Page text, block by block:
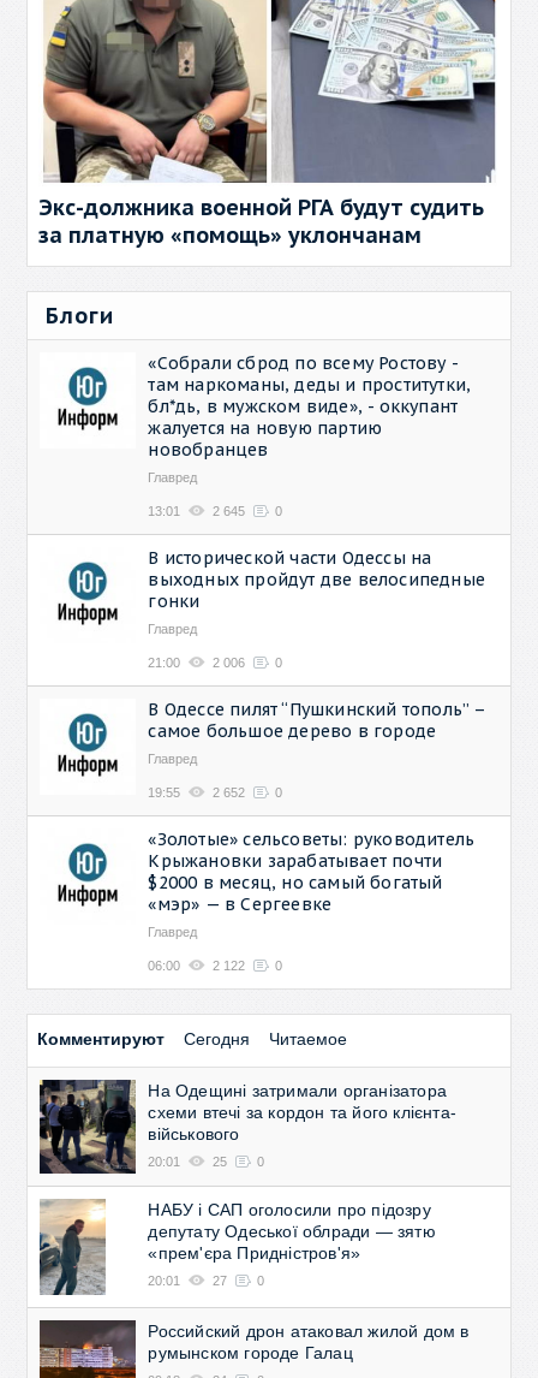
Экс-должника военной РГА будут судить
за платную «помощь» уклончанам
Блоги
«Собрали сброд по всему Ростову -
там наркоманы, деды и проститутки,
бл*дь, в мужском виде», - оккупант
жалуется на новую партию
новобранцев
Главред
13:01 2 645 0
В исторической части Одессы на
выходных пройдут две велосипедные
гонки
Главред
21:00 2 006 0
В Одессе пилят “Пушкинский тополь” –
самое большое дерево в городе
Главред
19:55 2 652 0
«Золотые» сельсоветы: руководитель
Крыжановки зарабатывает почти
$2000 в месяц, но самый богатый
«мэр» — в Сергеевке
Главред
06:00 2 122 0
Комментируют Сегодня Читаемое
На Одещині затримали організатора
схеми втечі за кордон та його клієнта-
військового
20:01 25 0
НАБУ і САП оголосили про підозру
депутату Одеської облради — зятю
«прем'єра Придністров'я»
20:01 27 0
Российский дрон атаковал жилой дом в
румынском городе Галац